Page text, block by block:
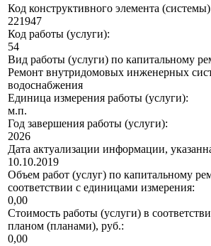
Код конструктивного элемента
221947
Код работы (услуги):
54
Вид работы (услуги) по капитальному
Ремонт внутридомовых инженерных
водоснабжения
Единица измерения работы (услуги):
м.п.
Год завершения работы (услуги):
2026
Дата актуализации информации,
10.10.2019
Объем работ (услуг) по капитальному
соответствии с единицами измерения:
0,00
Стоимость работы (услуги) в
планом (планами), руб.:
0,00